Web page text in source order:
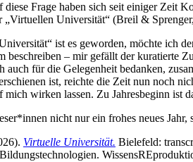
Frage haben sich seit einiger Zeit
Universität“ (Breil &
ist es geworden, möchte ich
– mir gefällt der kuratierte
auch für die Gelegenheit bedanken,
ist, reichte die Zeit nun noch
mich wirken lassen. Zu Jahresbeginn ist
nicht nur ein frohes neues
Virtuelle Universität. Bielefeld: